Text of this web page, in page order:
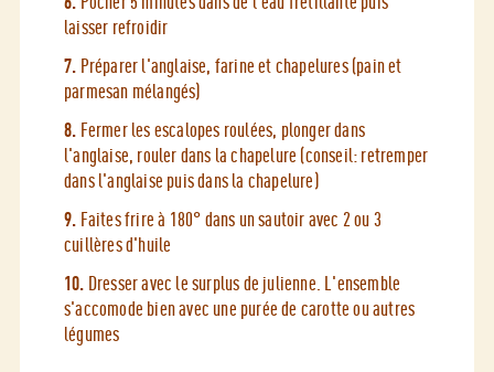
laisser refroidir
7. Préparer l'anglaise, farine et chapelures (pain et
parmesan mélangés)
8. Fermer les escalopes roulées, plonger dans
l'anglaise, rouler dans la chapelure (conseil: retremper
dans l'anglaise puis dans la chapelure)
9. Faites frire à 180° dans un sautoir avec 2 ou 3
cuillères d'huile
10. Dresser avec le surplus de julienne. L'ensemble
s'accomode bien avec une purée de carotte ou autres
légumes